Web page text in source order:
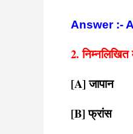
Answer :- A
2.
[A] जापान
[B] फ्रांस